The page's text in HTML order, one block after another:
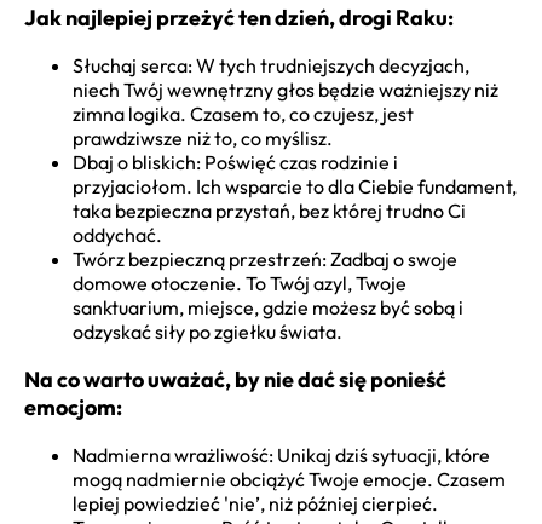
Jak najlepiej przeżyć ten dzień, drogi Raku:
Słuchaj serca: W tych trudniejszych decyzjach,
niech Twój wewnętrzny głos będzie ważniejszy niż
zimna logika. Czasem to, co czujesz, jest
prawdziwsze niż to, co myślisz.
Dbaj o bliskich: Poświęć czas rodzinie i
przyjaciołom. Ich wsparcie to dla Ciebie fundament,
taka bezpieczna przystań, bez której trudno Ci
oddychać.
Twórz bezpieczną przestrzeń: Zadbaj o swoje
domowe otoczenie. To Twój azyl, Twoje
sanktuarium, miejsce, gdzie możesz być sobą i
odzyskać siły po zgiełku świata.
Na co warto uważać, by nie dać się ponieść
emocjom:
Nadmierna wrażliwość: Unikaj dziś sytuacji, które
mogą nadmiernie obciążyć Twoje emocje. Czasem
lepiej powiedzieć 'nie’, niż później cierpieć.